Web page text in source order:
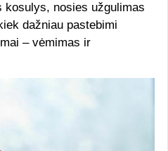
nosies užgulimas
dažniau pastebimi
– vėmimas ir